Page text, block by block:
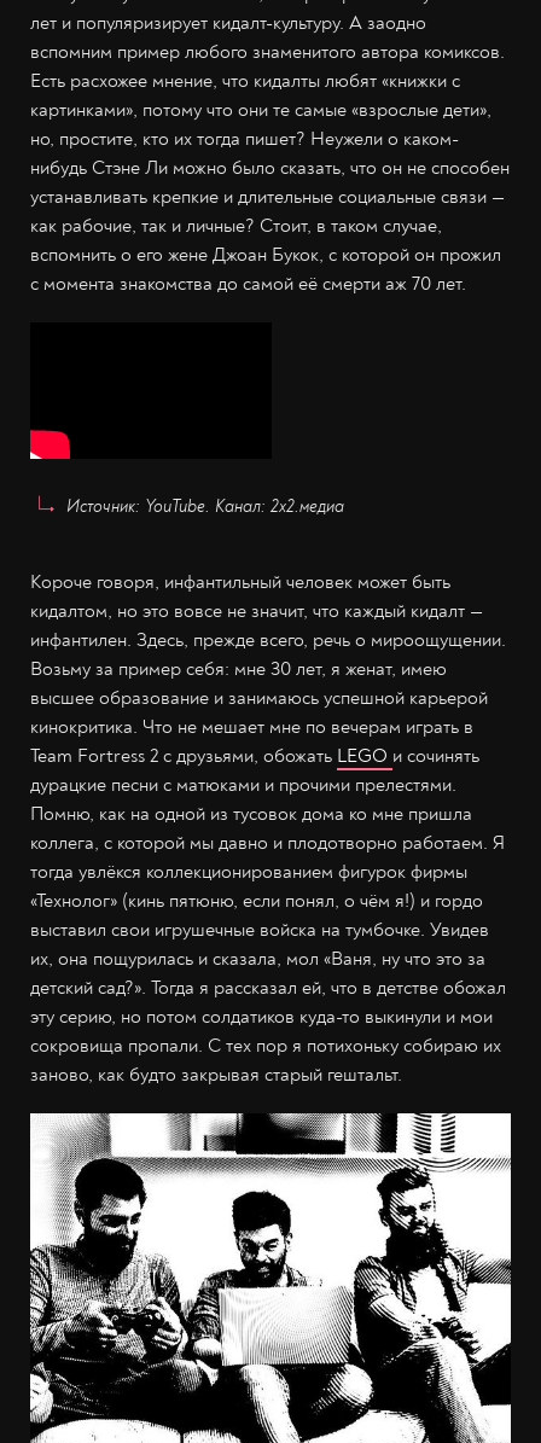
лет и популяризирует кидалт-культуру. А заодно
вспомним пример любого знаменитого автора комиксов.
Есть расхожее мнение, что кидалты любят «книжки с
картинками», потому что они те самые «взрослые дети»,
но, простите, кто их тогда пишет? Неужели о каком-
нибудь Стэне Ли можно было сказать, что он не способен
устанавливать крепкие и длительные социальные связи —
как рабочие, так и личные? Стоит, в таком случае,
вспомнить о его жене Джоан Букок, с которой он прожил
с момента знакомства до самой её смерти аж 70 лет.
Источник: YouTube. Канал: 2х2.медиа
Короче говоря, инфантильный человек может быть
кидалтом, но это вовсе не значит, что каждый кидалт —
инфантилен. Здесь, прежде всего, речь о мироощущении.
Возьму за пример себя: мне 30 лет, я женат, имею
высшее образование и занимаюсь успешной карьерой
кинокритика. Что не мешает мне по вечерам играть в
Team Fortress 2 с друзьями, обожать LEGO и сочинять
дурацкие песни с матюками и прочими прелестями.
Помню, как на одной из тусовок дома ко мне пришла
коллега, с которой мы давно и плодотворно работаем. Я
тогда увлёкся коллекционированием фигурок фирмы
«Технолог» (кинь пятюню, если понял, о чём я!) и гордо
выставил свои игрушечные войска на тумбочке. Увидев
их, она пощурилась и сказала, мол «Ваня, ну что это за
детский сад?». Тогда я рассказал ей, что в детстве обожал
эту серию, но потом солдатиков куда-то выкинули и мои
сокровища пропали. С тех пор я потихоньку собираю их
заново, как будто закрывая старый гештальт.